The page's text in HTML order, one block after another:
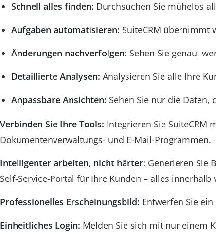
Schnell alles finden: Durchsuchen Sie mühelos
Aufgaben automatisieren: SuiteCRM übernimmt
Änderungen nachverfolgen: Sehen Sie genau,
Detaillierte Analysen: Analysieren Sie alle Ihre
Anpassbare Ansichten: Sehen Sie nur die Daten,
Verbinden Sie Ihre Tools: Integrieren Sie SuiteCRM
Dokumentenverwaltungs- und E-Mail-Programmen.
Intelligenter arbeiten, nicht härter: Generieren Sie
Self-Service-Portal für Ihre Kunden – alles innerhalb
Professionelles Erscheinungsbild: Entwerfen Sie
Einheitliches Login: Melden Sie sich mit nur einem